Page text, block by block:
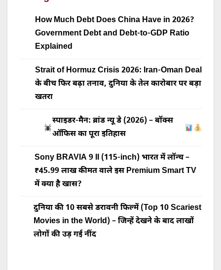
How Much Debt Does China Have in 2026?
Government Debt and Debt-to-GDP Ratio
Explained
Strait of Hormuz Crisis 2026: Iran-Oman Deal
के बीच फिर बढ़ा तनाव, दुनिया के तेल कारोबार पर बड़ा
खतरा
स्पाइडर-मैन: ब्रांड न्यू डे (2026) – बॉक्स
ऑफिस का पूरा इतिहास
Sony BRAVIA 9 II (115-inch) भारत में लॉन्च –
₹45.99 लाख कीमत वाले इस Premium Smart TV
में क्या है खास?
दुनिया की 10 सबसे डरावनी फिल्में (Top 10 Scariest
Movies in the World) – जिन्हें देखने के बाद लाखों
लोगों की उड़ गई नींद